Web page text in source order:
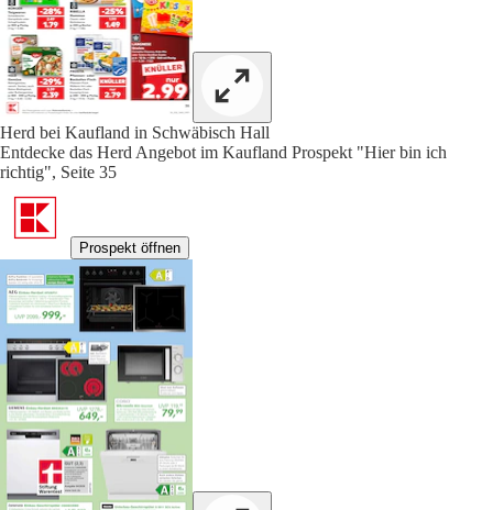
Herd bei Kaufland in Schwäbisch Hall
Entdecke das Herd Angebot im Kaufland Prospekt "Hier bin ich
richtig", Seite 35
Prospekt öffnen